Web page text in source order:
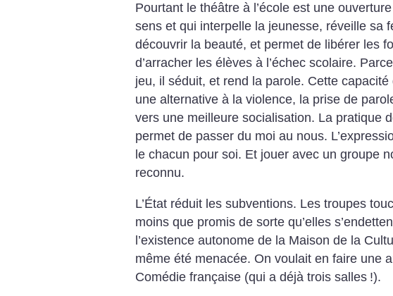
Pourtant le théâtre à l’école est une
sens et qui interpelle la jeunesse, réveille sa
découvrir la beauté, et permet de libérer les
d’arracher les élèves à l’échec scolaire.
jeu, il séduit, et rend la parole. Cette capacité
une alternative à la violence, la prise de
vers une meilleure socialisation. La pratique
permet de passer du moi au nous.
le chacun pour soi. Et jouer avec un groupe
reconnu.
L’État réduit les subventions. Les troupes
moins que promis de sorte qu’elles
l’existence autonome de la Maison de la
même été menacée. On voulait en faire une
Comédie française (qui a déjà trois salles !).